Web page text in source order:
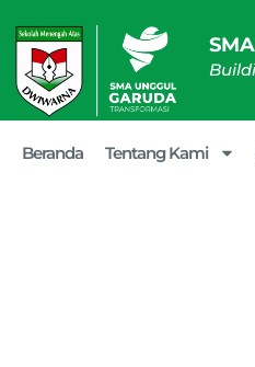
Beranda Tentang Kami